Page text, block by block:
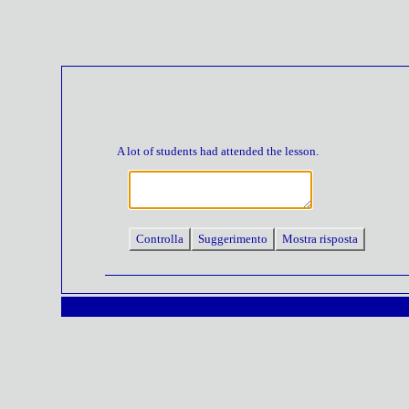
A lot of students had attended the lesson.
Controlla Suggerimento Mostra risposta